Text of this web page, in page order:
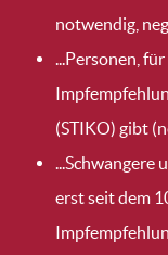
notwendig,
...Personen,
(STIKO) gibt
erst seit dem